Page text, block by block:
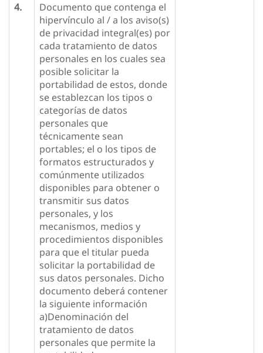
4.
Documento que contenga el
hipervínculo al / a los aviso(s)
de privacidad integral(es) por
cada tratamiento de datos
personales en los cuales sea
posible solicitar la
portabilidad de estos, donde
se establezcan los tipos o
categorías de datos
personales que
técnicamente sean
portables; el o los tipos de
formatos estructurados y
comúnmente utilizados
disponibles para obtener o
transmitir sus datos
personales, y los
mecanismos, medios y
procedimientos disponibles
para que el titular pueda
solicitar la portabilidad de
sus datos personales. Dicho
documento deberá contener
la siguiente información
a)Denominación del
tratamiento de datos
personales que permite la